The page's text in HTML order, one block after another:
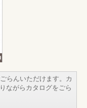
らんいただけます。カ
ながらカタログをごら